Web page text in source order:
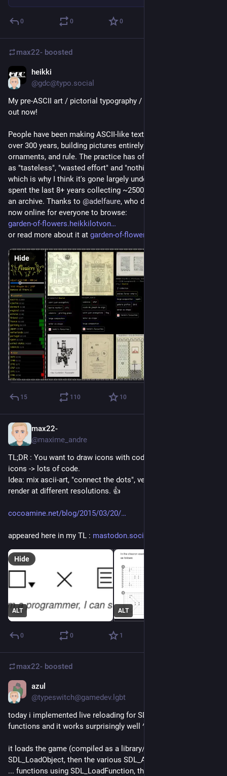
0 0 0
max22- boosted
heikki
@gdc@typo.social
My pre-ASCII art / pictorial typography / text art archive site is
out now!
People have been making ASCII-like text art on letterpress for
over 300 years, building pictures entirely out of metal type,
ornaments, and rule. The practice has often been dismissed
as "tasteless", "wasted effort" and "nothing to do with art",
which is why I think it's gone largely undocumented. So, I've
spent the last 8+ years collecting ~2500 of these works into
an archive. Thanks to @adelfaure, who developed the site, it's
now online for everyone to browse:
garden-of-flowers.heikkilotvon
or read more about it at garden-of-flowers.heikkilotvon
Hide
15 110 10
max22-
@maxime_andre
TL;DR : You want to draw icons with code. But even for simple
icons -> lots of code.
Idea: mix ascii-art, "connect the dots", vector graphics, then
render at different resolutions. 👍
cocoamine.net/blog/2015/03/20/
appeared here in my TL : mastodon.social/@tekknolagi/11
ALT ALT
Hide
0 0 1
max22- boosted
azul
@typeswitch@gamedev.lgbt
today i implemented live reloading for SDL3 using just SDL3
functions and it works surprisingly well ^^
it loads the game (compiled as a library/shared object) via
SDL_LoadObject, then the various SDL_AppInit, SDL_AppEvent,
... functions using SDL_LoadFunction, then acts as a shim.